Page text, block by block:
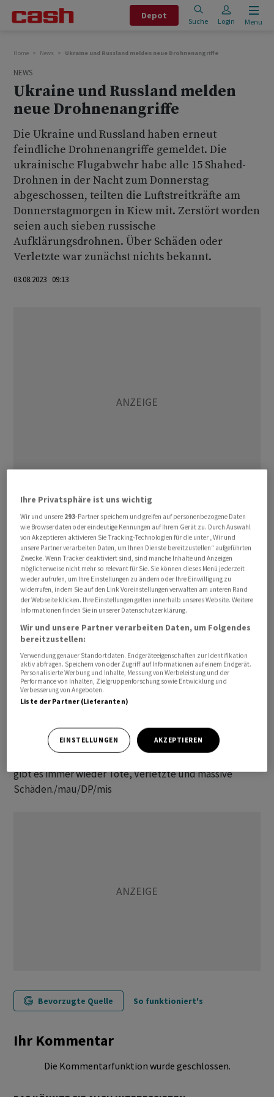
Depot
Suche Login Menu
Home News Ukraine und Russland melden neue Drohnenangriffe
NEWS
Ukraine und Russland melden
neue Drohnenangriffe
Die Ukraine und Russland haben erneut
feindliche Drohnenangriffe gemeldet. Die
ukrainische Flugabwehr habe alle 15 Shahed-
Drohnen in der Nacht zum Donnerstag
abgeschossen, teilten die Luftstreitkräfte am
Donnerstagmorgen in Kiew mit. Zerstört worden
seien auch sieben russische
Aufklärungsdrohnen. Über Schäden oder
Verletzte war zunächst nichts bekannt.
03.08.2023 09:13
Das russische Verteidigungsministerium teilte am
Morgen mit, im Raum Kaluga sei eine ukrainische
Attacke abwehrt worden. Insgesamt wurden demnach
sechs Drohnen vernichtet. Auch dort gab es nach
offiziellen Angaben keine Verletzten oder Schäden. Die
Angaben der Kriegsparteien lassen sich häufig nicht
unmittelbar unabhängig überprüfen.
Russland attackiert in seinem seit mehr als 17 Monaten
dauernden Angriffskrieg die Ukraine immer wieder mit
Drohnen iranischer Bauart. Zuletzt hatte auch die
Ukraine ihre Gegenangriffe mit solchen Waffen
intensiviert. Auch die russische Hauptstadt Moskau war
keinem Verhältnis stehen zu dem massenhaften
russischen Beschuss der Ukraine. Bei den russischen
gibt es immer wieder Tote, Verletzte und massive
Schäden./mau/DP/mis
Bevorzugte Quelle So funktioniert's
Ihr Kommentar
Die Kommentarfunktion wurde geschlossen.
Ihre Privatsphäre ist uns wichtig
Wir und unsere 293-Partner speichern und greifen auf personenbezogene Daten
wie Browserdaten oder eindeutige Kennungen auf Ihrem Gerät zu. Durch Auswahl
von Akzeptieren aktivieren Sie Tracking-Technologien für die unter „Wir und
unsere Partner verarbeiten Daten, um Ihnen Dienste bereitzustellen“ aufgeführten
Zwecke. Wenn Tracker deaktiviert sind, sind manche Inhalte und Anzeigen
möglicherweise nicht mehr so relevant für Sie. Sie können dieses Menü jederzeit
wieder aufrufen, um Ihre Einstellungen zu ändern oder Ihre Einwilligung zu
widerrufen, indem Sie auf den Link Voreinstellungen verwalten am unteren Rand
der Webseite klicken. Ihre Einstellungen gelten innerhalb unseres Website. Weitere
Informationen finden Sie in unserer Datenschutzerklärung.
Wir und unsere Partner verarbeiten Daten, um Folgendes
bereitzustellen:
Verwendung genauer Standortdaten. Endgeräteeigenschaften zur Identifikation
aktiv abfragen. Speichern von oder Zugriff auf Informationen auf einem Endgerät.
Personalisierte Werbung und Inhalte, Messung von Werbeleistung und der
Performance von Inhalten, Zielgruppenforschung sowie Entwicklung und
Verbesserung von Angeboten.
Liste der Partner (Lieferanten)
EINSTELLUNGEN AKZEPTIEREN